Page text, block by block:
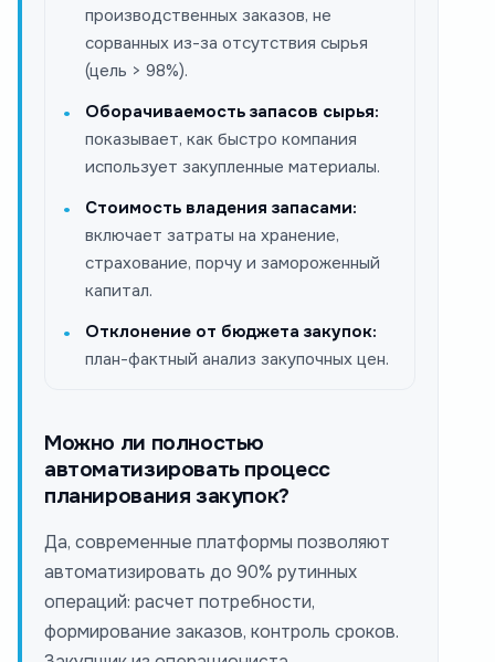
производственных заказов, не
сорванных из-за отсутствия сырья
(цель > 98%).
Оборачиваемость запасов сырья:
показывает, как быстро компания
использует закупленные материалы.
Стоимость владения запасами:
включает затраты на хранение,
страхование, порчу и замороженный
капитал.
Отклонение от бюджета закупок:
план-фактный анализ закупочных цен.
Можно ли полностью
автоматизировать процесс
планирования закупок?
Да, современные платформы позволяют
автоматизировать до 90% рутинных
операций: расчет потребности,
формирование заказов, контроль сроков.